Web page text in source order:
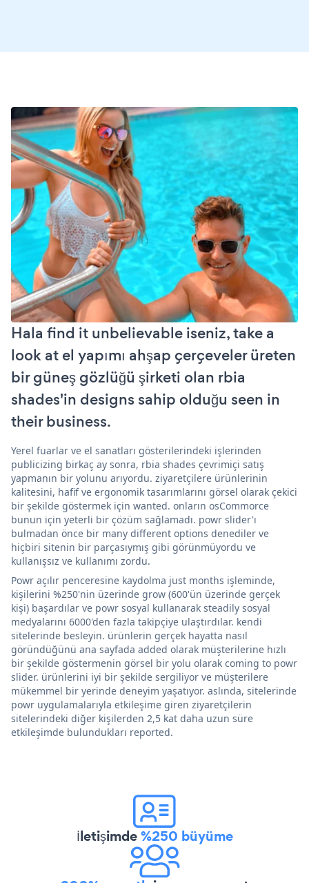
Hala find it unbelievable iseniz, take a
look at el yapımı ahşap çerçeveler üreten
bir güneş gözlüğü şirketi olan rbia
shades'in designs sahip olduğu seen in
their business.
Yerel fuarlar ve el sanatları gösterilerindeki işlerinden
publicizing birkaç ay sonra, rbia shades çevrimiçi satış
yapmanın bir yolunu arıyordu. ziyaretçilere ürünlerinin
kalitesini, hafif ve ergonomik tasarımlarını görsel olarak çekici
bir şekilde göstermek için wanted. onların osCommorce
bunun için yeterli bir çözüm sağlamadı. powr slider'ı
bulmadan önce bir many different options denediler ve
hiçbiri sitenin bir parçasıymış gibi görünmüyordu ve
kullanışsız ve kullanımı zordu.
Powr açılır penceresine kaydolma just months işleminde,
kişilerini %250'nin üzerinde grow (600'ün üzerinde gerçek
kişi) başardılar ve powr sosyal kullanarak steadily sosyal
medyalarını 6000'den fazla takipçiye ulaştırdılar. kendi
sitelerinde besleyin. ürünlerin gerçek hayatta nasıl
göründüğünü ana sayfada added olarak müşterilerine hızlı
bir şekilde göstermenin görsel bir yolu olarak coming to powr
slider. ürünlerini iyi bir şekilde sergiliyor ve müşterilere
mükemmel bir yerinde deneyim yaşatıyor. aslında, sitelerinde
powr uygulamalarıyla etkileşime giren ziyaretçilerin
sitelerindeki diğer kişilerden 2,5 kat daha uzun süre
etkileşimde bulundukları reported.
İletişimde%250 büyüme